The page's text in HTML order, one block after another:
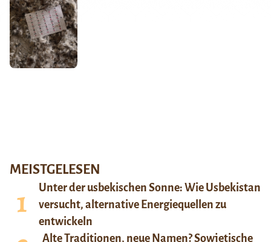
MEISTGELESEN
Unter der usbekischen Sonne: Wie Usbekistan
versucht, alternative Energiequellen zu
entwickeln
Alte Traditionen, neue Namen? Sowjetische